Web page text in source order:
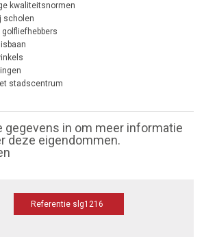
kwaliteitsnormen
scholen
stadscentrum
gegevens in om meer informatie
deze eigendommen.
Referentie slg1216